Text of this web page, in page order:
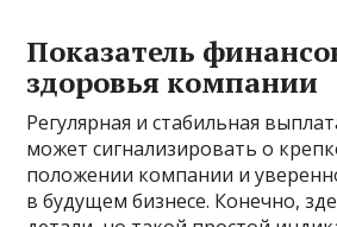
Показатель
здоровья компании
Регулярная и стабильная
может сигнализировать о
положении компании и
в будущем бизнесе. Конечно,